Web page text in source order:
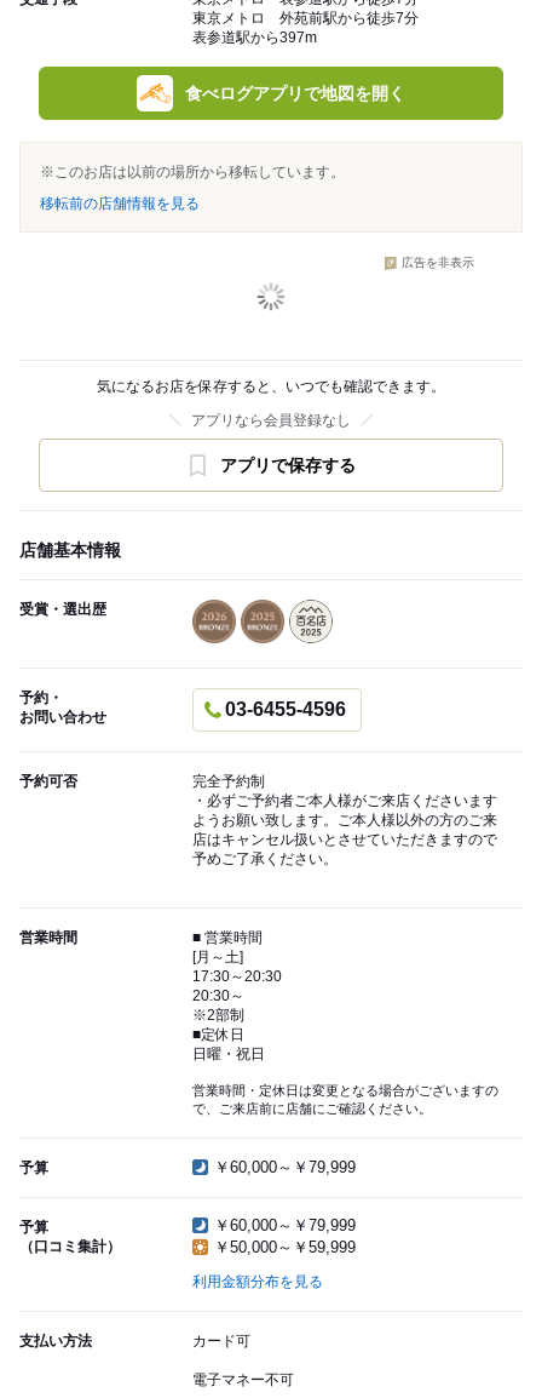
東京メトロ 外苑前駅から徒歩7分
表参道駅から397m
食べログアプリで地図を開く
※このお店は以前の場所から移転しています。
移転前の店舗情報を見る
広告を非表示
気になるお店を保存すると、いつでも確認できます。
アプリなら会員登録なし
アプリで保存する
店舗基本情報
受賞・選出歴
予約・
お問い合わせ
03-6455-4596
予約可否
完全予約制
・必ずご予約者ご本人様がご来店くださいます
ようお願い致します。ご本人様以外の方のご来
店はキャンセル扱いとさせていただきますので
予めご了承ください。
営業時間
■ 営業時間
[月～土]
17:30～20:30
20:30～
※2部制
■定休日
日曜・祝日
営業時間・定休日は変更となる場合がございますの
で、ご来店前に店舗にご確認ください。
予算 ￥60,000～￥79,999
予算
（口コミ集計）
￥60,000～￥79,999
￥50,000～￥59,999
利用金額分布を見る
支払い方法 カード可
電子マネー不可